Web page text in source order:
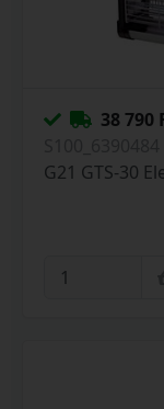
38 790
G21 GTS-30